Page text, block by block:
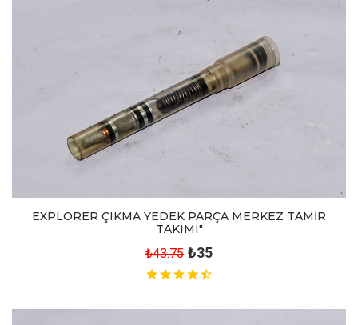
EXPLORER ÇIKMA YEDEK PARÇA MERKEZ TAMİR
TAKIMI"
₺43.75 ₺35